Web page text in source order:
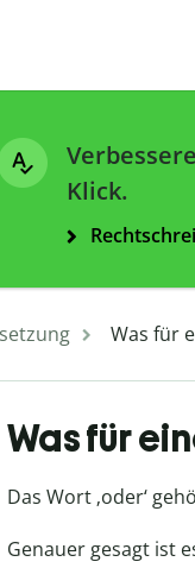
Klick.
Was für
Was für
Das Wort ‚oder‘
Genauer gesagt ist